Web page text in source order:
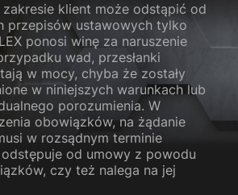
zakresie klient może odstąpić od
przepisów ustawowych tylko
ponosi winę za naruszenie
wad, przesłanki
w mocy, chyba że zostały
w niniejszych warunkach lub
porozumienia. W
obowiązków, na żądanie
w rozsądnym terminie
od umowy z powodu
czy też nalega na jej